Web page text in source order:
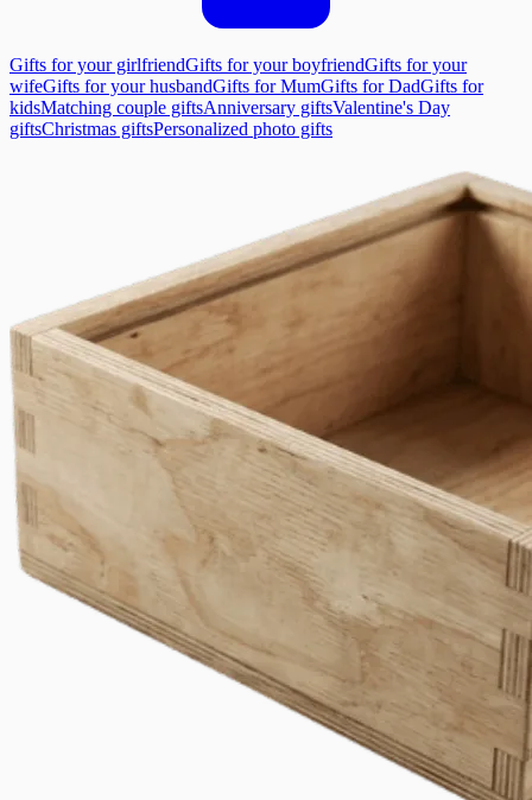
Gifts for your girlfriendGifts for your boyfriendGifts for your
wifeGifts for your husbandGifts for MumGifts for DadGifts for
kidsMatching couple giftsAnniversary giftsValentine's Day
giftsChristmas giftsPersonalized photo gifts